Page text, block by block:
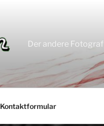
Der andere Fotograf
Kontaktformular